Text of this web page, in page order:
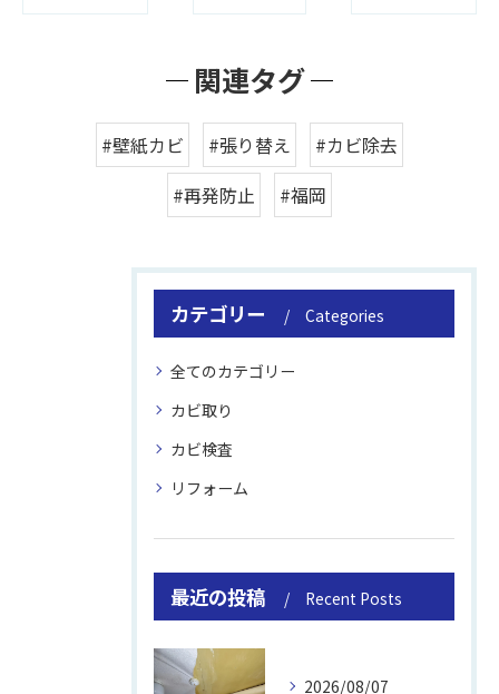
関連タグ
#壁紙カビ #張り替え
#カビ除去
#再発防止
#福岡
カテゴリー Categories
全てのカテゴリー
カビ取り
カビ検査
リフォーム
最近の投稿 Recent Posts
2026/08/07